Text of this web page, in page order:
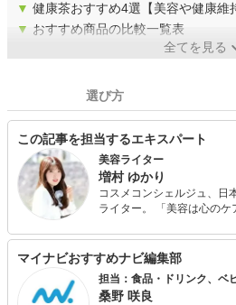
▼ 健康茶おすすめ4選【美容や健康維
▼ おすすめ商品の比較一覧表
全てを見る
選び方
この記事を担当するエキスパート
美容ライター
増村 ゆかり
コスメコンシェルジュ、日
ライター。 「美容は心の
スを解消し、チャームポイ
報を発信します！
マイナビおすすめナビ編集部
担当：食品・ドリンク、ベ
桑野 咲良